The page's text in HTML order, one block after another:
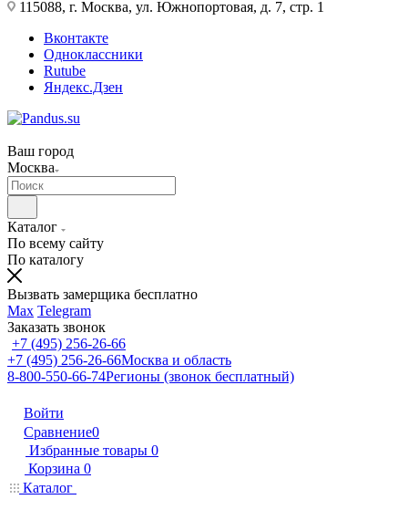
115088, г. Москва, ул. Южнопортовая, д. 7, стр. 1
Вконтакте
Одноклассники
Rutube
Яндекс.Дзен
Ваш город
Москва
Каталог
По всему сайту
По каталогу
Вызвать замерщика бесплатно
Max Telegram
Заказать звонок
+7 (495) 256-26-66
+7 (495) 256-26-66Москва и область
8-800-550-66-74Регионы (звонок бесплатный)
Войти
Сравнение0
Избранные товары 0
Корзина 0
Каталог